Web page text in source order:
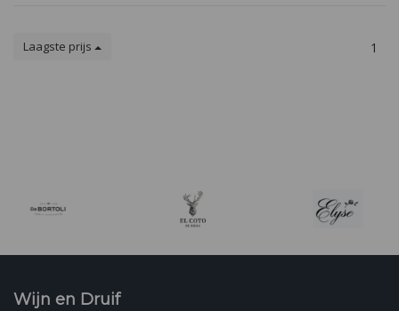
Laagste prijs 1
Wijn en Druif